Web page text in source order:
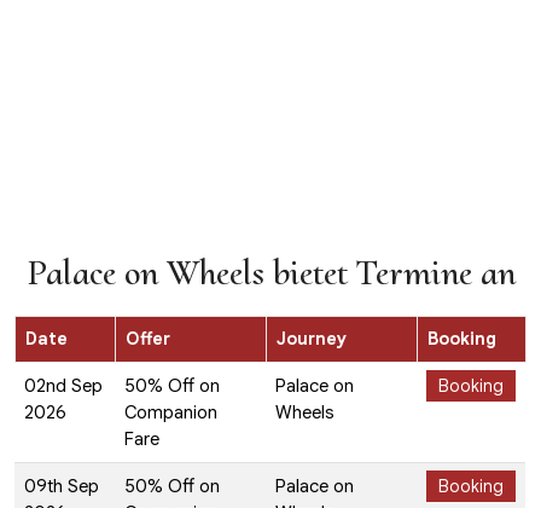
Palace on Wheels bietet Termine an
Date Offer Journey Booking
02nd Sep
2026
50% Off on
Companion
Fare
Palace on
Wheels
Booking
09th Sep
50% Off on
Palace on
Booking